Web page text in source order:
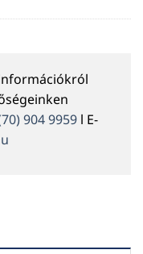
904 9959 l E-